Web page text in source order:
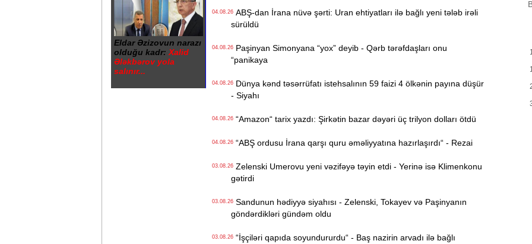
Eldar Əzizovun narazı
olduğu kadr: Xalid
Ələkbərov yola
salınır...
04.08.26ABŞ-dan İrana nüvə şərti: Uran ehtiyatları ilə bağlı yeni tələb irəli
sürüldü
04.08.26Paşinyan Simonyana “yox” deyib - Qərb tərəfdaşları onu
“panikaya
04.08.26Dünya kənd təsərrüfatı istehsalının 59 faizi 4 ölkənin payına düşür
- Siyahı
04.08.26“Amazon“ tarix yazdı: Şirkətin bazar dəyəri üç trilyon dolları ötdü
04.08.26“ABŞ ordusu İrana qarşı quru əməliyyatına hazırlaşırdı“ - Rezai
03.08.26Zelenski Umerovu yeni vəzifəyə təyin etdi - Yerinə isə Klimenkonu
gətirdi
03.08.26Sandunun hədiyyə siyahısı - Zelenski, Tokayev və Paşinyanın
göndərdikləri gündəm oldu
03.08.26“İşçiləri qapıda soyundururdu“ - Baş nazirin arvadı ilə bağlı